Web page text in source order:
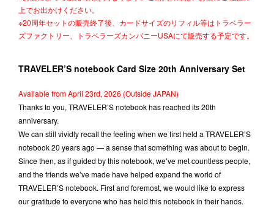
上でお出かけください。
※20周年セットの販売終了後、カードサイズのリフィル等はトラベラー
ズファクトリー、トラベラーズカンパニーUSAにて販売する予定です。
TRAVELER’S notebook Card Size 20th Anniversary Set
Available from April 23rd, 2026 (Outside JAPAN)
Thanks to you, TRAVELER’S notebook has reached its 20th
anniversary.
We can still vividly recall the feeling when we first held a TRAVELER’S
notebook 20 years ago — a sense that something was about to begin.
Since then, as if guided by this notebook, we’ve met countless people,
and the friends we’ve made have helped expand the world of
TRAVELER’S notebook. First and foremost, we would like to express
our gratitude to everyone who has held this notebook in their hands.